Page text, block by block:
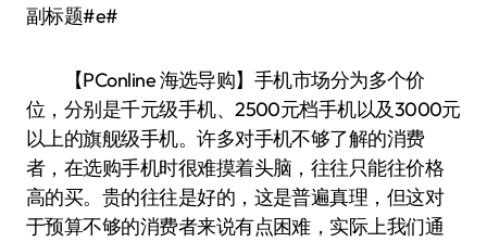
副标题#e#
【PConline 海选导购】手机市场分为多个价
位，分别是千元级手机、2500元档手机以及3000元
以上的旗舰级手机。许多对手机不够了解的消费
者，在选购手机时很难摸着头脑，往往只能往价格
高的买。贵的往往是好的，这是普遍真理，但这对
于预算不够的消费者来说有点困难，实际上我们通